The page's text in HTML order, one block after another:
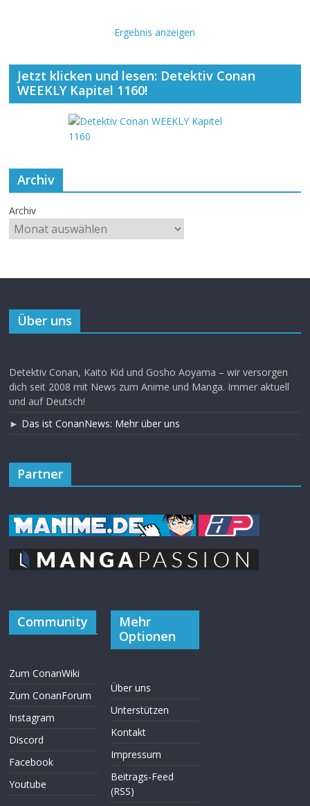
Ergebnis anzeigen
Jetzt klicken und lesen: Detektiv Conan
WEEKLY Kapitel 1160!
Archiv
Archiv
Über uns
Detektiv Conan, Kaito Kid und Gosho Aoyama – wir versorgen
dich seit 2008 mit News zum Anime und Manga. Immer aktuell
und auf Deutsch!
► Das ist ConanNews: Mehr über uns
Partner
Community
Zum ConanWiki
Zum ConanForum
Instagram
Discord
Facebook
Youtube
Mehr
Optionen
Über uns
Unterstützen
Kontakt
Impressum
Beitrags-Feed
(RSS)